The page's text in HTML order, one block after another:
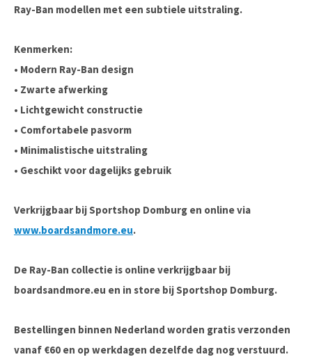
Ray-Ban modellen met een subtiele uitstraling.
Kenmerken:
• Modern Ray-Ban design
• Zwarte afwerking
• Lichtgewicht constructie
• Comfortabele pasvorm
• Minimalistische uitstraling
• Geschikt voor dagelijks gebruik
Verkrijgbaar bij Sportshop Domburg en online via
www.boardsandmore.eu.
De Ray-Ban collectie is online verkrijgbaar bij
boardsandmore.eu en in store bij Sportshop Domburg.
Bestellingen binnen Nederland worden gratis verzonden
vanaf €60 en op werkdagen dezelfde dag nog verstuurd.